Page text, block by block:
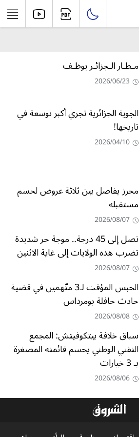
مـطـار الـجزائـر يوظـف
2026/06/23
الجوية الجزائرية تجري أكبر توسعة في
تاريخها!
2026/04/10
محرز يفاضل بين ثلاثة عروض لحسم
مستقبله
2026/08/07
تصل إلى 45 درجة.. موجة حر شديدة
تضرب هذه الولايات إلى غاية الاثنين
2026/08/07
الحبس المؤقت لـ3 متّهمين في قضية
حادث حافلة بومرداس
2026/08/08
سباق خلافة بيتكوفيتش: المجمع
التقني الوطني يحسم قائمته المصغرة
بـ 3 خيارات
2026/08/06